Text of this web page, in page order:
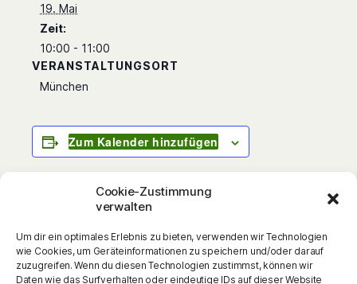
Cookie-Zustimmung
verwalten
Um dir ein optimales Erlebnis zu bieten, verwenden wir Technologien
wie Cookies, um Geräteinformationen zu speichern und/oder darauf
zuzugreifen. Wenn du diesen Technologien zustimmst, können wir
Daten wie das Surfverhalten oder eindeutige IDs auf dieser Website
19. Mai
Zeit:
10:00 - 11:00
VERANSTALTUNGSORT
München
Zum Kalender hinzufügen
Komplett überarbeitete und aktualisierte
Neuausgaben der erfolgreichen Fußball-